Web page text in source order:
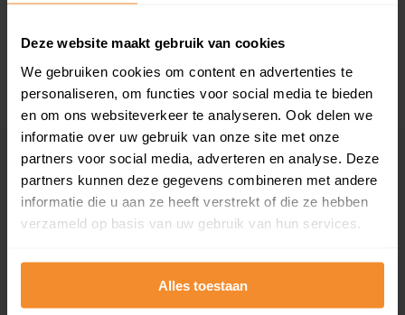
Deze website maakt gebruik van cookies
We gebruiken cookies om content en advertenties te
personaliseren, om functies voor social media te bieden
en om ons websiteverkeer te analyseren. Ook delen we
informatie over uw gebruik van onze site met onze
partners voor social media, adverteren en analyse. Deze
partners kunnen deze gegevens combineren met andere
informatie die u aan ze heeft verstrekt of die ze hebben
verzameld op basis van uw gebruik van hun services.
Alles toestaan
2008 of later
Inwoners